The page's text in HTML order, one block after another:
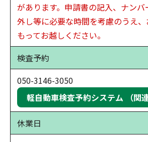
があります。申請書の記入、ナンバ
外し等に必要な時間を考慮のうえ
もってお越しください。
検査予約
050-3146-3050
軽自動車検査予約システム （関連
休業日